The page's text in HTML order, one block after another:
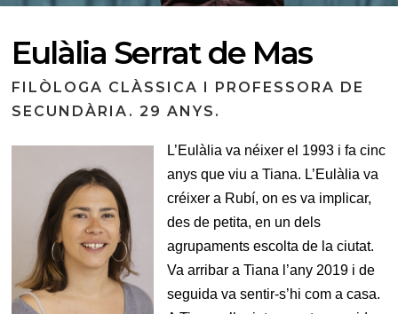
Eulàlia Serrat de Mas
FILÒLOGA CLÀSSICA I PROFESSORA DE
SECUNDÀRIA. 29 ANYS.
L’Eulàlia va néixer el 1993 i fa cinc
anys que viu a Tiana. L’Eulàlia va
créixer a Rubí, on es va implicar,
des de petita, en un dels
agrupaments escolta de la ciutat.
Va arribar a Tiana l’any 2019 i de
seguida va sentir-s’hi com a casa.